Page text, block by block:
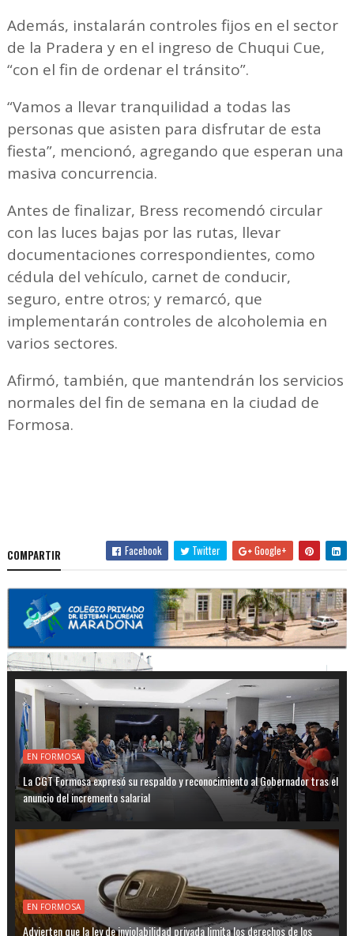
Además, instalarán controles fijos en el sector
de la Pradera y en el ingreso de Chuqui Cue,
“con el fin de ordenar el tránsito”.
“Vamos a llevar tranquilidad a todas las
personas que asisten para disfrutar de esta
fiesta”, mencionó, agregando que esperan una
masiva concurrencia.
Antes de finalizar, Bress recomendó circular
con las luces bajas por las rutas, llevar
documentaciones correspondientes, como
cédula del vehículo, carnet de conducir,
seguro, entre otros; y remarcó, que
implementarán controles de alcoholemia en
varios sectores.
Afirmó, también, que mantendrán los servicios
normales del fin de semana en la ciudad de
Formosa.
COMPARTIR Facebook Twitter Google+
EN FORMOSA
La CGT Formosa expresó su respaldo y reconocimiento al Gobernador tras el
anuncio del incremento salarial
EN FORMOSA
Advierten que la ley de inviolabilidad privada limita los derechos de los